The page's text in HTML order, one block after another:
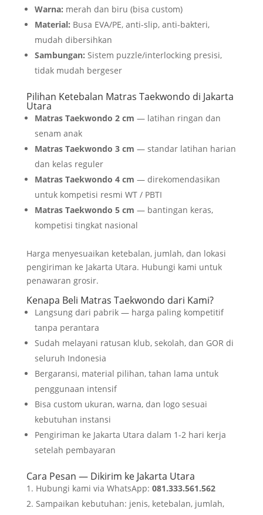
Warna: merah dan biru (bisa custom)
Material: Busa EVA/PE, anti-slip, anti-bakteri,
mudah dibersihkan
Sambungan: Sistem puzzle/interlocking presisi,
tidak mudah bergeser
Pilihan Ketebalan Matras Taekwondo di Jakarta
Utara
Matras Taekwondo 2 cm — latihan ringan dan
senam anak
Matras Taekwondo 3 cm — standar latihan harian
dan kelas reguler
Matras Taekwondo 4 cm — direkomendasikan
untuk kompetisi resmi WT / PBTI
Matras Taekwondo 5 cm — bantingan keras,
kompetisi tingkat nasional
Harga menyesuaikan ketebalan, jumlah, dan lokasi
pengiriman ke Jakarta Utara. Hubungi kami untuk
penawaran grosir.
Kenapa Beli Matras Taekwondo dari Kami?
Langsung dari pabrik — harga paling kompetitif
tanpa perantara
Sudah melayani ratusan klub, sekolah, dan GOR di
seluruh Indonesia
Bergaransi, material pilihan, tahan lama untuk
penggunaan intensif
Bisa custom ukuran, warna, dan logo sesuai
kebutuhan instansi
Pengiriman ke Jakarta Utara dalam 1-2 hari kerja
setelah pembayaran
Cara Pesan — Dikirim ke Jakarta Utara
Hubungi kami via WhatsApp: 081.333.561.562
Sampaikan kebutuhan: jenis, ketebalan, jumlah,